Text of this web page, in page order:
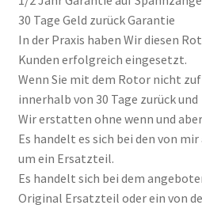
30 Tage Geld zurück Garantie
In der Praxis haben Wir diesen
Kunden erfolgreich eingesetzt.
Wenn Sie mit dem Rotor nicht
innerhalb von 30 Tage zurück und
Wir erstatten ohne wenn und
Es handelt es sich bei den von
um ein Ersatzteil.
Es handelt sich bei dem
Original Ersatzteil oder ein von